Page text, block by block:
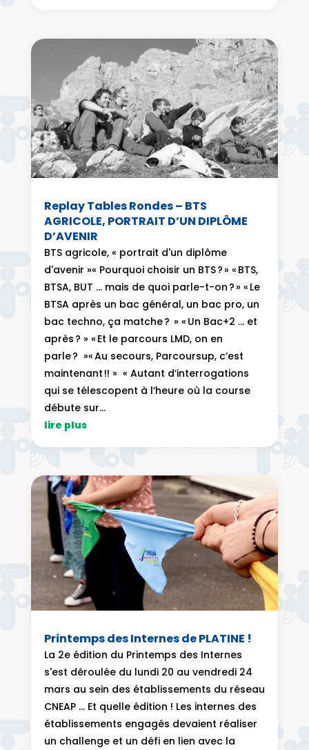
Replay Tables Rondes – BTS
AGRICOLE, PORTRAIT D’UN DIPLÔME
D’AVENIR
BTS agricole, « portrait d'un diplôme
d'avenir »« Pourquoi choisir un BTS ? » « BTS,
BTSA, BUT … mais de quoi parle-t-on ? » « Le
BTSA après un bac général, un bac pro, un
bac techno, ça matche ? » « Un Bac+2 … et
après ? » « Et le parcours LMD, on en
parle ? »« Au secours, Parcoursup, c’est
maintenant !! » « Autant d’interrogations
qui se télescopent à l’heure où la course
débute sur...
lire plus
Printemps des Internes de PLATINE !
La 2e édition du Printemps des Internes
s'est déroulée du lundi 20 au vendredi 24
mars au sein des établissements du réseau
CNEAP … Et quelle édition ! Les internes des
établissements engagés devaient réaliser
un challenge et un défi en lien avec la